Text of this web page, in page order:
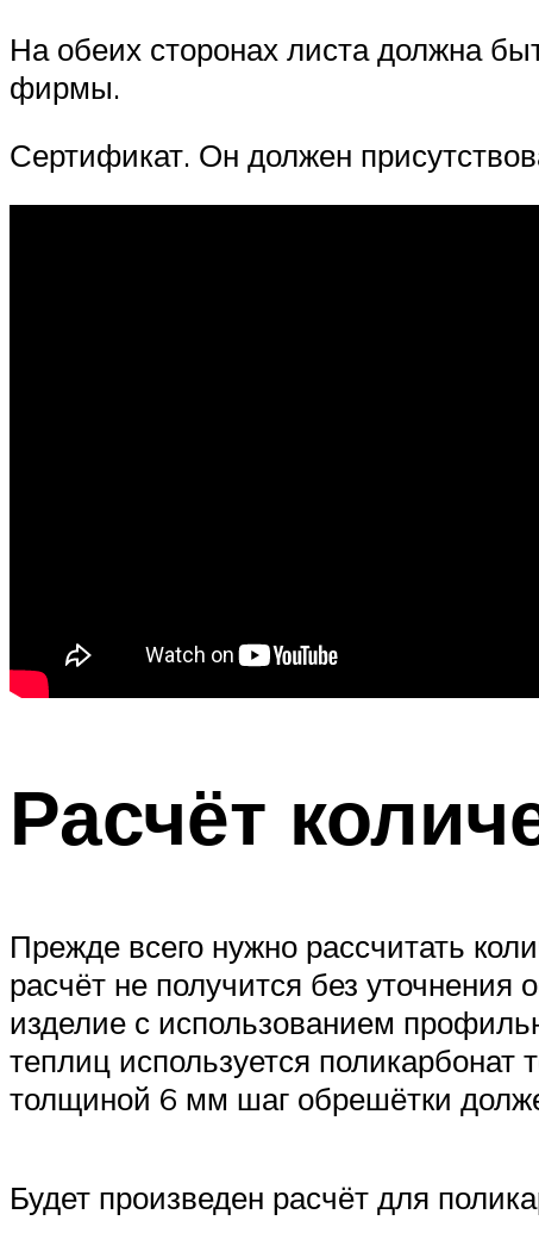
На обеих сторонах листа должна
фирмы.
Сертификат. Он должен
Расчёт
Прежде всего нужно рассчитать
расчёт не получится без уточнения
изделие с использованием
теплиц используется
толщиной 6 мм шаг обрешётки
Будет произведен расчёт для